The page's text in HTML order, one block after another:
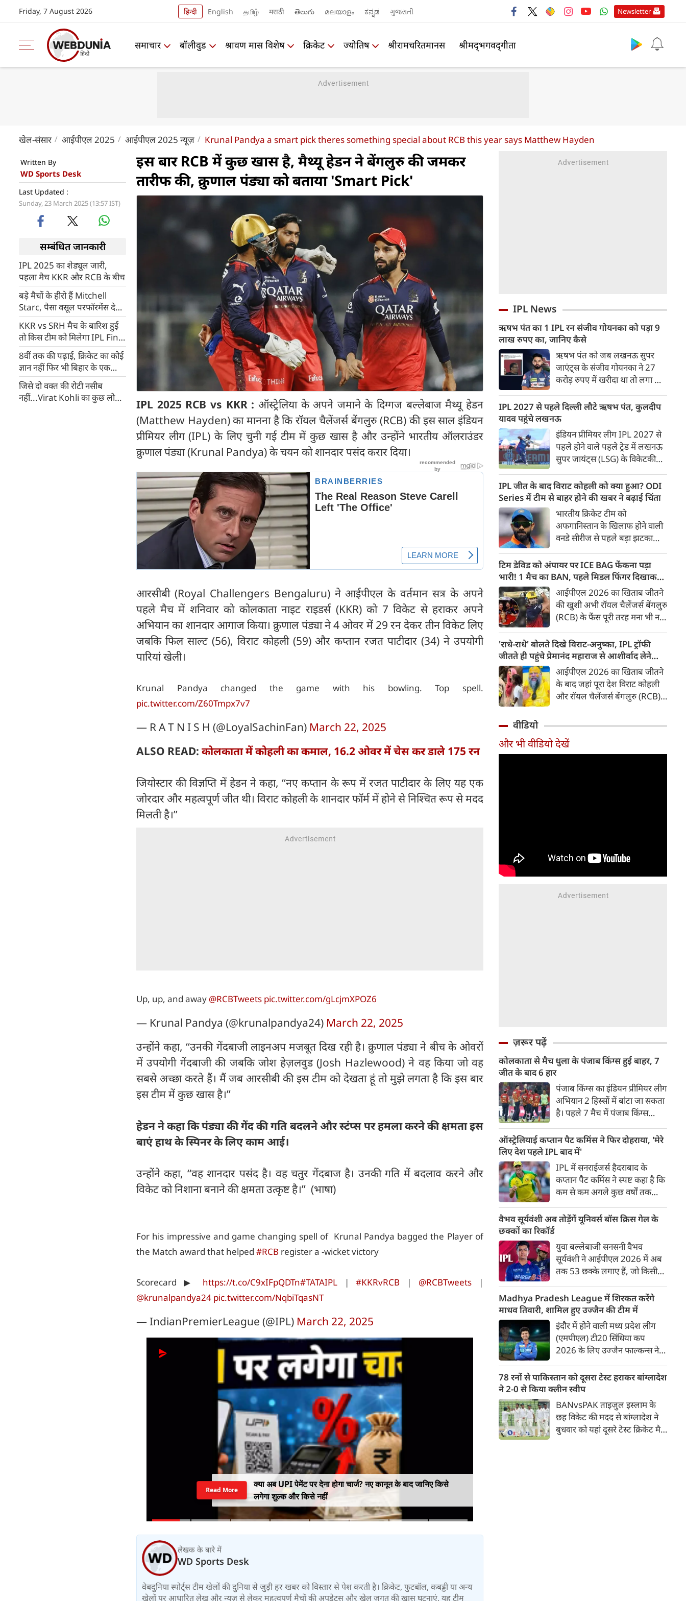
Friday, 7 August 2026 हिन्दी English தமிழ் मराठी తెలుగు മലയാളം ಕನ್ನಡ ગુજરાતી Newsletter
समाचार बॉलीवुड श्रावण मास विशेष क्रिकेट ज्योतिष श्रीरामचरितमानस श्रीमद्‍भगवद्‍गीता
खेल-संसार आईपीएल 2025 आईपीएल 2025 न्यूज़ Krunal Pandya a smart pick theres something special about RCB this year says Matthew Hayden
Written By
WD Sports Desk
Last Updated :
Sunday, 23 March 2025 (13:57 IST)
सम्बंधित जानकारी
IPL 2025 का शेड्यूल जारी,
पहला मैच KKR और RCB के बीच
बड़े मैचों के हीरो हैं Mitchell
Starc, पैसा वसूल परफॉरमेंस देकर
गौतम गंभीर का सीना किया चौड़ा
KKR vs SRH मैच के बारिश हुई
तो किस टीम को मिलेगा IPL Final
का टिकट? जानें डिटेल में
8वीं तक की पढ़ाई, क्रिकेट का कोई
ज्ञान नहीं फिर भी बिहार के एक
आदमी ने जीते 1.5 करोड़ रूपए
जिसे दो वक्त की रोटी नसीब
नहीं...Virat Kohli का कुछ लोगों
इस बार RCB में कुछ खास है, मैथ्यू हेडन ने बेंगलुरु की जमकर
तारीफ की, क्रुणाल पंड्या को बताया 'Smart Pick'
IPL 2025 RCB vs KKR : ऑस्ट्रेलिया के अपने जमाने के दिग्गज बल्लेबाज मैथ्यू हेडन
(Matthew Hayden) का मानना है कि रॉयल चैलेंजर्स बेंगलुरु (RCB) की इस साल इंडियन
प्रीमियर लीग (IPL) के लिए चुनी गई टीम में कुछ खास है और उन्होंने भारतीय ऑलराउंडर
क्रुणाल पंड्या (Krunal Pandya) के चयन को शानदार पसंद करार दिया।
आरसीबी (Royal Challengers Bengaluru) ने आईपीएल के वर्तमान सत्र के अपने
पहले मैच में शनिवार को कोलकाता नाइट राइडर्स (KKR) को 7 विकेट से हराकर अपने
अभियान का शानदार आगाज किया। क्रुणाल पंड्या ने 4 ओवर में 29 रन देकर तीन विकेट लिए
जबकि फिल साल्ट (56), विराट कोहली (59) और कप्तान रजत पाटीदार (34) ने उपयोगी
पारियां खेली।
Krunal Pandya changed the game with his bowling. Top spell.
pic.twitter.com/Z60Tmpx7v7
— R A T N I S H (@LoyalSachinFan) March 22, 2025
ALSO READ: कोलकाता में कोहली का कमाल, 16.2 ओवर में चेस कर डाले 175 रन
जियोस्टार की विज्ञप्ति में हेडन ने कहा, ‘‘नए कप्तान के रूप में रजत पाटीदार के लिए यह एक
जोरदार और महत्वपूर्ण जीत थी। विराट कोहली के शानदार फॉर्म में होने से निश्चित रूप से मदद
मिलती है।’’
Up, up, and away @RCBTweets pic.twitter.com/gLcjmXPOZ6
— Krunal Pandya (@krunalpandya24) March 22, 2025
उन्होंने कहा, ‘‘उनकी गेंदबाजी लाइनअप मजबूत दिख रही है। क्रुणाल पंड्या ने बीच के ओवरों
में उपयोगी गेंदबाजी की जबकि जोश हेज़लवुड (Josh Hazlewood) ने वह किया जो वह
सबसे अच्छा करते हैं। मैं जब आरसीबी की इस टीम को देखता हूं तो मुझे लगता है कि इस बार
इस टीम में कुछ खास है।’’
हेडन ने कहा कि पंड्या की गेंद की गति बदलने और स्टंप्स पर हमला करने की क्षमता इस
बाएं हाथ के स्पिनर के लिए काम आई।
उन्होंने कहा, ‘‘वह शानदार पसंद है। वह चतुर गेंदबाज है। उनकी गति में बदलाव करने और
विकेट को निशाना बनाने की क्षमता उत्कृष्ट है।’’ (भाषा)
For his impressive and game changing spell of Krunal Pandya bagged the Player of
the Match award that helped #RCB register a -wicket victory
Scorecard ▶ https://t.co/C9xIFpQDTn#TATAIPL|#KKRvRCB | @RCBTweets |
@krunalpandya24 pic.twitter.com/NqbiTqasNT
— IndianPremierLeague (@IPL) March 22, 2025
क्या अब UPI पेमेंट पर देना होगा चार्ज? नए कानून के बाद जानिए किसे
लगेगा शुल्क और किसे नहीं
Read More
लेखक के बारे में
WD Sports Desk
वेबदुनिया स्पोर्ट्स टीम खेलों की दुनिया से जुड़ी हर खबर को विस्तार से पेश करती है। क्रिकेट, फुटबॉल, कबड्डी या अन्य
खेलों पर आधारित लेख और न्यूज़ से लेकर महत्वपूर्ण मैचों की अपडेट्स और खेल जगत की खास घटनाएं, यह टीम
IPL News
ऋषभ पंत का 1 IPL रन संजीव गोयनका को पड़ा 9
लाख रुपए का, जानिए कैसे
ऋषभ पंत को जब लखनऊ सुपर
जाएंट्स के संजीव गोयनका ने 27
करोड़ रुपए में खरीदा था तो लगा था
पहुंचाएंग लेकिन उनका खुदका बल्ला
इतना शांत रहा कि लखनऊ गहराई में
पहुंच गई।
IPL 2027 से पहले दिल्ली लौटे ऋषभ पंत, कुलदीप
यादव पहुंचे लखनऊ
इंडियन प्रीमियर लीग IPL 2027 से
पहले होने वाले पहले ट्रेड में लखनऊ
सुपर जायंट्स (LSG) के विकेटकीपर-
पुरानी फ़्रैंचाइजी दिल्ली कैपिटल्स
(DC) को वापस भेजने और बदले में
भारत के स्पिनर कुलदीप यादव को
अपनी टीम में शामिल करने की तैयारी
पूरी हो गई है। ट्रेड के तहत रवींद्र
जाडेजा के बाद पंत दूसरे बड़े खिलाड़ी
होंगे जिनकी सैलरी कम होगी।
IPL जीत के बाद विराट कोहली को क्या हुआ? ODI
Series में टीम से बाहर होने की खबर ने बढ़ाई चिंता
भारतीय क्रिकेट टीम को
अफगानिस्तान के खिलाफ होने वाली
वनडे सीरीज से पहले बड़ा झटका
स्टार बल्लेबाज विराट कोहली
हैमस्ट्रिंग चोट के चलते पूरी सीरीज से
बाहर हो गए हैं। यह सीरीज 13 जून
से धर्मशाला में शुरू होने जा रही है,
लेकिन उससे पहले कोहली की
अनुपस्थिति ने टीम मैनेजमेंट की
चिंताएं बढ़ा दी हैं।
टिम डेविड को अंपायर पर ICE BAG फेंकना पड़ा
भारी! 1 मैच का BAN, पहले मिडल फिंगर दिखाकर
भी फंसे थे
आईपीएल 2026 का खिताब जीतने
की खुशी अभी रॉयल चैलेंजर्स बेंगलुरु
(RCB) के फैंस पूरी तरह मना भी नहीं
खबर सामने आ गई। RCB के
विस्फोटक बल्लेबाज टिम डेविड
(Tim David) को IPL Code of
Conduct का उल्लंघन करना भारी
पड़ गया है। फाइनल मुकाबले के
दौरान की गई एक हरकत की वजह से
गया है, बल्कि अगले सीजन के पहले
मैच से भी बाहर कर दिया गया है।
'राधे-राधे' बोलते दिखे विराट-अनुष्का, IPL ट्रॉफी
जीतते ही पहुंचे प्रेमानंद महाराज से आशीर्वाद लेने
[VIDEO]
आईपीएल 2026 का खिताब जीतने
के बाद जहां पूरा देश विराट कोहली
और रॉयल चैलेंजर्स बेंगलुरु (RCB)
आध्यात्मिक राह को चुना। ट्रॉफी
जीतने के कुछ ही समय बाद दोनों
वीडियो
और भी वीडियो देखें
ज़रूर पढ़ें
कोलकाता से मैच धुला के पंजाब किंग्स हुई बाहर, 7
जीत के बाद 6 हार
पंजाब किंग्स का इंडियन प्रीमियर लीग
अभियान 2 हिस्सों में बांटा जा सकता
है। पहले 7 मैच में पंजाब किंग्स
उसे हार का सामना करना पड़ा इसके
बाद अंतिम मैच वह जरूर जीती
लेकिन तब तक उसकी किस्मत
लखनऊ के हाथ लिखी गई थी।
ऑस्ट्रेलियाई कप्तान पैट कमिंस ने फिर दोहराया, 'मेरे
लिए देश पहले IPL बाद में'
IPL में सनराईजर्स हैदराबाद के
कप्तान पैट कमिंस ने स्पष्ट कहा है कि
कम से कम अगले कुछ वर्षों तक
प्राथमिकता होगी। यह बयान उस चर्चा
के बीच आया है, जिसमें कहा जा रहा
है कि ऑस्ट्रेलिया के कुछ बड़े खिलाड़ी
IPL से आगे बढ़कर अन्य फ्रेंचाइजी
क्रिकेट खेलने के लिए राष्ट्रीय टीम से
दूरी बना सकते हैं।
वैभव सूर्यवंशी अब तोड़ेंगें यूनिवर्स बॉस क्रिस गेल के
छक्कों का रिकॉर्ड
युवा बल्लेबाजी सनसनी वैभव
सूर्यवंशी ने आईपीएल 2026 में अब
तक 53 छक्के लगाए हैं, जो किसी
टूर्नामेंट में दूसरे सबसे ज़्यादा हैं। सबसे
ज़्यादा 59 छक्के क्रिस गेल ने
आईपीएल 2012 में लगाए थे।
सूर्यवंशी की नज़रें अब गेल के रिकॉर्ड
पर होंगी।
Madhya Pradesh League में शिरकत करेंगे
माधव तिवारी, शामिल हुए उज्जैन की टीम में
इंदौर में होने वाली मध्य प्रदेश लीग
(एमपीएल) टी20 सिंधिया कप
2026 के लिए उज्जैन फाल्कन्स ने
जिसमें युवा ऑलराउंडर माधव तिवारी
सबसे बड़े आकर्षण के रूप में
उभरकर सामने आए हैं। इंडियन
प्रीमियर लीग में दिल्ली कैपिटल्स का
हिस्सा रहे माधव तिवारी इस समय
मध्य प्रदेश के सबसे चर्चित युवा
78 रनों से पाकिस्तान को दूसरा टेस्ट हराकर बांग्लादेश
ने 2-0 से किया क्लीन स्वीप
BANvsPAK ताइजुल इस्लाम के
छह विकेट की मदद से बांग्लादेश ने
बुधवार को यहां दूसरे टेस्ट क्रिकेट मैच